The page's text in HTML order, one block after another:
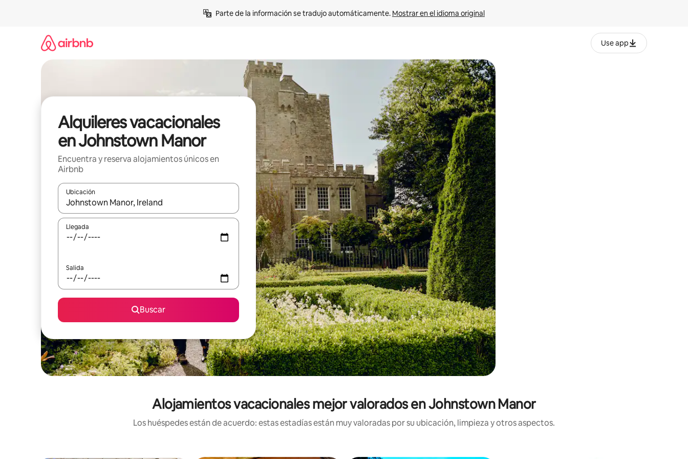
Parte de la información se tradujo automáticamente. Mostrar en el idioma original
Use app
Alquileres vacacionales
en Johnstown Manor
Encuentra y reserva alojamientos únicos en
Airbnb
Ubicación
Cuando los resultados estén disponibles, navega con las teclas de flecha hacia arriba y hacia abajo o explora con el tacto o desliza el dedo.
Llegada
Salida
Buscar
Alojamientos vacacionales mejor valorados en Johnstown Manor
Los huéspedes están de acuerdo: estas estadías están muy valoradas por su ubicación, limpieza y otros aspectos.